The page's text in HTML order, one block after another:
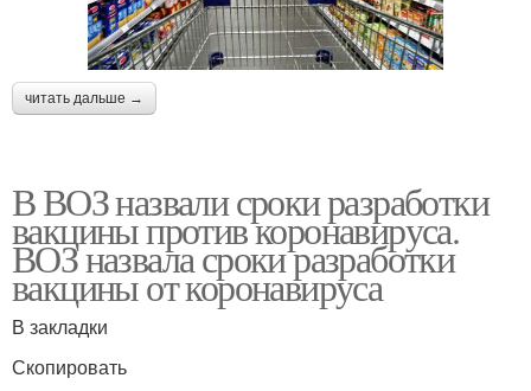
читать дальше →
В ВОЗ назвали сроки разработки
вакцины против коронавируса.
ВОЗ назвала сроки разработки
вакцины от коронавируса
В закладки
Скопировать